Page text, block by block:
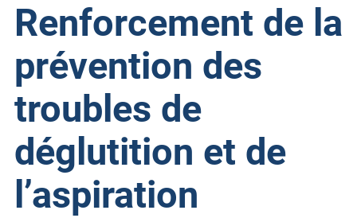
Renforcement de la
prévention des
troubles de
déglutition et de
l’aspiration